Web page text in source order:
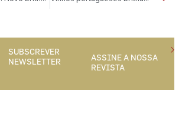
SUBSCREVER
NEWSLETTER
ASSINE A NOSSA
REVISTA